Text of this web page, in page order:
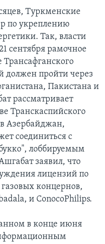
Туркменские
по укреплению
Так, власти
сентября рамочное
Трансафганского
должен пройти через
Пакистана и
рассматривает
Транскаспийского
Азербайджан,
соединиться с
лоббируемым
заявил, что
лицензий по
концернов,
и ConocoPhilips.
в конце июня